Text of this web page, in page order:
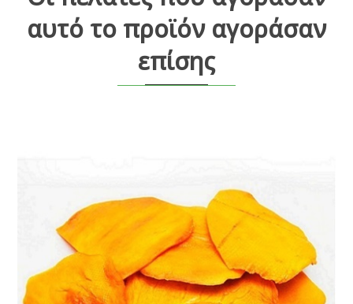
αυτό το προϊόν αγοράσαν
επίσης